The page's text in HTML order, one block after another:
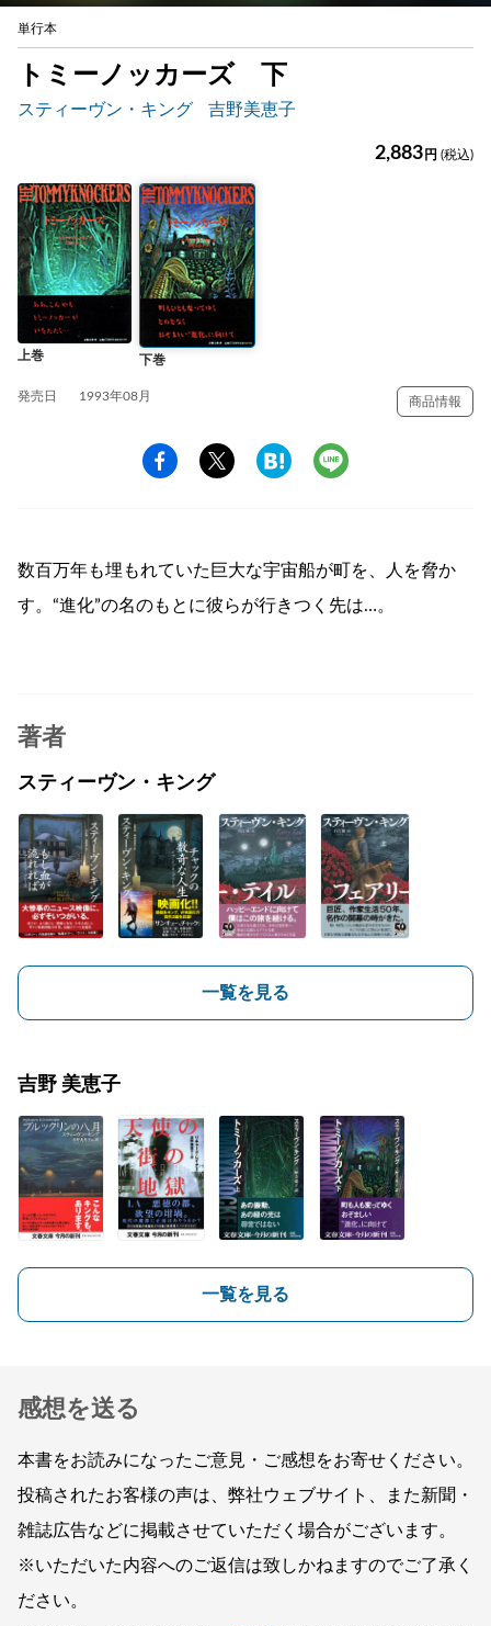
単行本
トミーノッカーズ 下
スティーヴン・キング 吉野美恵子
2,883 円 (税込)
上巻 下巻
発売日 1993年08月 商品情報
数百万年も埋もれていた巨大な宇宙船が町を、人を脅か
す。“進化”の名のもとに彼らが行きつく先は…。
著者
スティーヴン・キング
一覧を見る
吉野 美恵子
一覧を見る
感想を送る
本書をお読みになったご意見・ご感想をお寄せください。
投稿されたお客様の声は、弊社ウェブサイト、また新聞・
雑誌広告などに掲載させていただく場合がございます。
※いただいた内容へのご返信は致しかねますのでご了承く
ださい。